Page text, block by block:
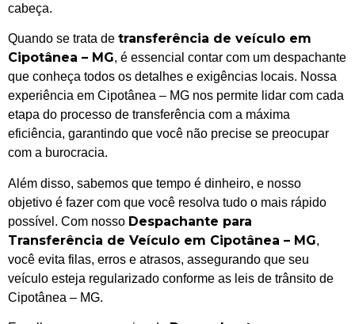
cabeça.
Quando se trata de transferência de veículo em
Cipotânea – MG, é essencial contar com um despachante
que conheça todos os detalhes e exigências locais. Nossa
experiência em Cipotânea – MG nos permite lidar com cada
etapa do processo de transferência com a máxima
eficiência, garantindo que você não precise se preocupar
com a burocracia.
Além disso, sabemos que tempo é dinheiro, e nosso
objetivo é fazer com que você resolva tudo o mais rápido
possível. Com nosso Despachante para
Transferência de Veículo em Cipotânea – MG,
você evita filas, erros e atrasos, assegurando que seu
veículo esteja regularizado conforme as leis de trânsito de
Cipotânea – MG.